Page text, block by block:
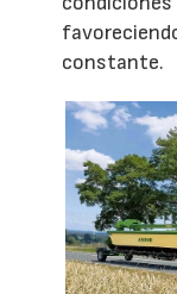
constante.